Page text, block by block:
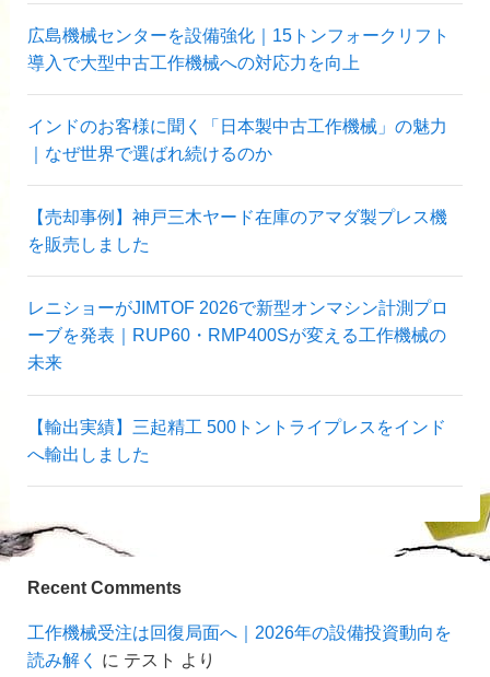
広島機械センターを設備強化｜15トンフォークリフト
導入で大型中古工作機械への対応力を向上
インドのお客様に聞く「日本製中古工作機械」の魅力
｜なぜ世界で選ばれ続けるのか
【売却事例】神戸三木ヤード在庫のアマダ製プレス機
を販売しました
レニショーがJIMTOF 2026で新型オンマシン計測プロ
ーブを発表｜RUP60・RMP400Sが変える工作機械の
未来
【輸出実績】三起精工 500トントライプレスをインド
へ輸出しました
Recent Comments
工作機械受注は回復局面へ｜2026年の設備投資動向を
読み解く
に テスト より